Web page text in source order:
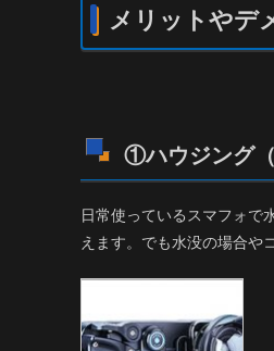
メリットやデ
①ハウジング
日常使っているスマフォで
えます。でも水没の場合や